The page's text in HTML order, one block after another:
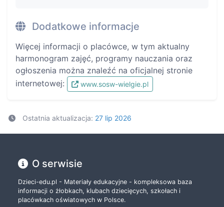
Dodatkowe informacje
Więcej informacji o placówce, w tym aktualny
harmonogram zajęć, programy nauczania oraz
ogłoszenia można znaleźć na oficjalnej stronie
internetowej:
www.sosw-wielgie.pl
Ostatnia aktualizacja: 27 lip 2026
O serwisie
Dzieci-edu.pl - Materiały edukacyjne - kompleksowa baza
informacji o żłobkach, klubach dziecięcych, szkołach i
placówkach oświatowych w Polsce.